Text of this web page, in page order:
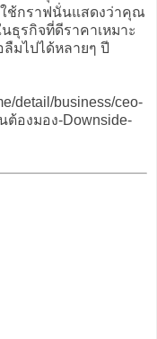
ใช้กราฟนั่นแสดงว่าคุณ
ธุรกิจที่ดีราคาเหมาะ
มไปได้หลายๆ ปี
detail/business/ceo-
ต้องมอง-Downside-